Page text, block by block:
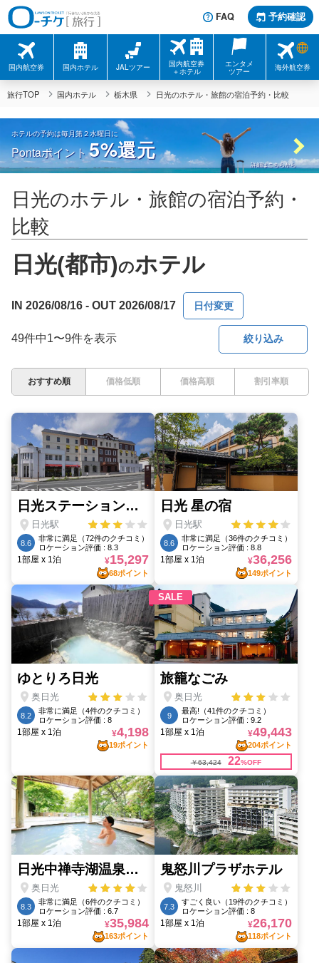
FAQ 予約確認
国内航空券 国内ホテル JALツアー 国内航空券
＋ホテル
エンタメ
ツアー 海外航空券
旅行TOP 国内ホテル 栃木県 日光のホテル・旅館の宿泊予約・比較
ホテルの予約は毎月第２水曜日に
Pontaポイント5%還元
詳細はこちらから
日光のホテル・旅館の宿泊予約・
比較
日光(都市)